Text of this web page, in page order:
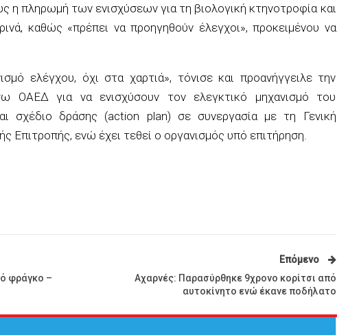
η πληρωμή των ενισχύσεων για τη βιολογική κτηνοτροφία και
καθώς «πρέπει να προηγηθούν έλεγχοι», προκειμένου να
ελέγχου, όχι στα χαρτιά», τόνισε και προανήγγειλε την
ΟΑΕΔ για να ενισχύσουν τον ελεγκτικό μηχανισμό του
σχέδιο δράσης (action plan) σε συνεργασία με τη Γενική
Επιτροπής, ενώ έχει τεθεί ο οργανισμός υπό επιτήρηση.
φράγκο –
Επόμενο
Αχαρνές: Παρασύρθηκε 9χρονο κορίτσι από
αυτοκίνητο ενώ έκανε ποδήλατο